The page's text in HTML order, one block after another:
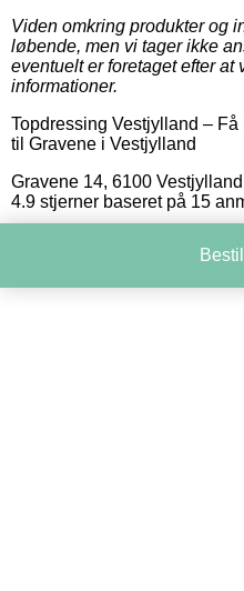
Viden omkring produkter og
løbende, men vi tager ikke
eventuelt er foretaget efter
informationer.
Topdressing Vestjylland – Få
til Gravene i Vestjylland
Gravene 14, 6100 Vestjylland
4.9 stjerner baseret på 15